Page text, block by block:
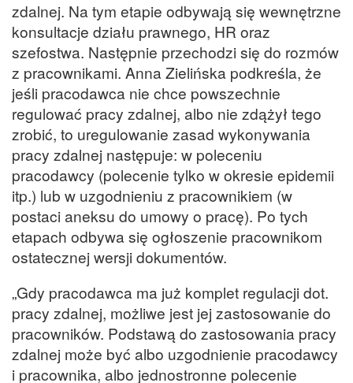
zdalnej. Na tym etapie odbywają się wewnętrzne
konsultacje działu prawnego, HR oraz
szefostwa. Następnie przechodzi się do rozmów
z pracownikami. Anna Zielińska podkreśla, że
jeśli pracodawca nie chce powszechnie
regulować pracy zdalnej, albo nie zdążył tego
zrobić, to uregulowanie zasad wykonywania
pracy zdalnej następuje: w poleceniu
pracodawcy (polecenie tylko w okresie epidemii
itp.) lub w uzgodnieniu z pracownikiem (w
postaci aneksu do umowy o pracę). Po tych
etapach odbywa się ogłoszenie pracownikom
ostatecznej wersji dokumentów.
„Gdy pracodawca ma już komplet regulacji dot.
pracy zdalnej, możliwe jest jej zastosowanie do
pracowników. Podstawą do zastosowania pracy
zdalnej może być albo uzgodnienie pracodawcy
i pracownika, albo jednostronne polecenie